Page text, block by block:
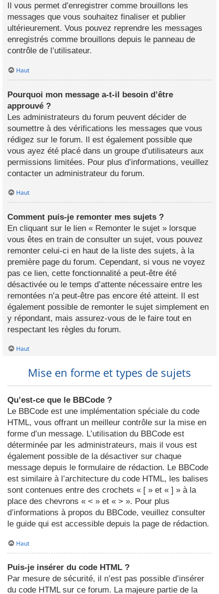
Il vous permet d’enregistrer comme brouillons les
messages que vous souhaitez finaliser et publier
ultérieurement. Vous pouvez reprendre les messages
enregistrés comme brouillons depuis le panneau de
contrôle de l’utilisateur.
Haut
Pourquoi mon message a-t-il besoin d’être
approuvé ?
Les administrateurs du forum peuvent décider de
soumettre à des vérifications les messages que vous
rédigez sur le forum. Il est également possible que
vous ayez été placé dans un groupe d’utilisateurs aux
permissions limitées. Pour plus d’informations, veuillez
contacter un administrateur du forum.
Haut
Comment puis-je remonter mes sujets ?
En cliquant sur le lien « Remonter le sujet » lorsque
vous êtes en train de consulter un sujet, vous pouvez
remonter celui-ci en haut de la liste des sujets, à la
première page du forum. Cependant, si vous ne voyez
pas ce lien, cette fonctionnalité a peut-être été
désactivée ou le temps d’attente nécessaire entre les
remontées n’a peut-être pas encore été atteint. Il est
également possible de remonter le sujet simplement en
y répondant, mais assurez-vous de le faire tout en
respectant les règles du forum.
Haut
Mise en forme et types de sujets
Qu’est-ce que le BBCode ?
Le BBCode est une implémentation spéciale du code
HTML, vous offrant un meilleur contrôle sur la mise en
forme d’un message. L’utilisation du BBCode est
déterminée par les administrateurs, mais il vous est
également possible de la désactiver sur chaque
message depuis le formulaire de rédaction. Le BBCode
est similaire à l’architecture du code HTML, les balises
sont contenues entre des crochets « [ » et « ] » à la
place des chevrons « < » et « > ». Pour plus
d’informations à propos du BBCode, veuillez consulter
le guide qui est accessible depuis la page de rédaction.
Haut
Puis-je insérer du code HTML ?
Par mesure de sécurité, il n’est pas possible d’insérer
du code HTML sur ce forum. La majeure partie de la